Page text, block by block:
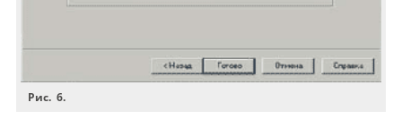
Рис. 6.